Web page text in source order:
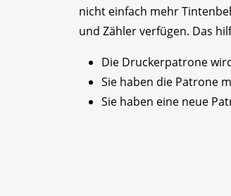
nicht einfach mehr
und Zähler verfügen. Das
Die Druckerpatrone
Sie haben die Patrone
Sie haben eine neue